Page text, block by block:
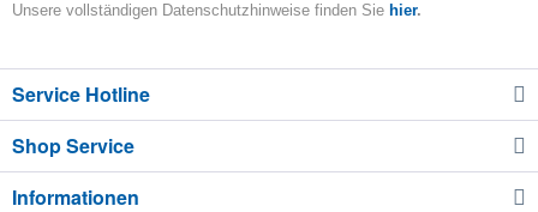
Unsere vollständigen Datenschutzhinweise finden Sie hier.
Service Hotline
Shop Service
Informationen